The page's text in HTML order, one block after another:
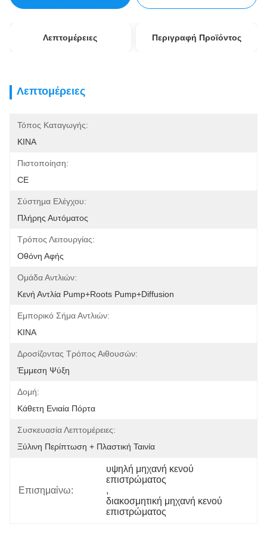
Λεπτομέρειες Περιγραφή Προϊόντος
Λεπτομέρειες
Τόπος Καταγωγής:
ΚΙΝΑ
Πιστοποίηση:
CE
Σύστημα Ελέγχου:
Πλήρης Αυτόματος
Τρόπος Λειτουργίας:
Οθόνη Αφής
Ομάδα Αντλιών:
Κενή Αντλία Pump+Roots Pump+Diffusion
Εμπορικό Σήμα Αντλιών:
ΚΙΝΑ
Δροσίζοντας Τρόπος Αιθουσών:
Έμμεση Ψύξη
Δομή:
Κάθετη Ενιαία Πόρτα
Συσκευασία Λεπτομέρειες:
Ξύλινη Περίπτωση + Πλαστική Ταινία
Επισημαίνω:
υψηλή μηχανή κενού
επιστρώματος
,
διακοσμητική μηχανή κενού
επιστρώματος